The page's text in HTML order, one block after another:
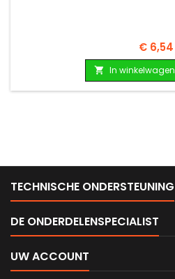
Prijs
€ 6,54
 In winkelwagen
TECHNISCHE ONDERSTEUNING
DE ONDERDELENSPECIALIST
UW ACCOUNT